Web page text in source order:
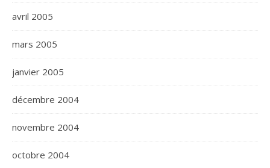
avril 2005
mars 2005
janvier 2005
décembre 2004
novembre 2004
octobre 2004